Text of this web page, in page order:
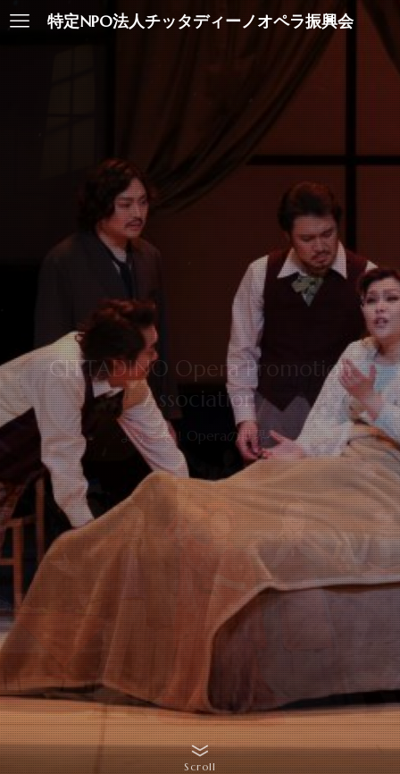
特定NPO法人チッタディーノオペラ振興会
CITTADINO Opera Promotion
Association
ようこそ！Operaの世界へ
Scroll